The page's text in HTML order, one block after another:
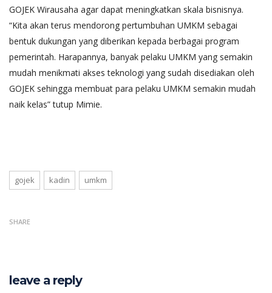
GOJEK Wirausaha agar dapat meningkatkan skala bisnisnya.
“Kita akan terus mendorong pertumbuhan UMKM sebagai
bentuk dukungan yang diberikan kepada berbagai program
pemerintah. Harapannya, banyak pelaku UMKM yang semakin
mudah menikmati akses teknologi yang sudah disediakan oleh
GOJEK sehingga membuat para pelaku UMKM semakin mudah
naik kelas” tutup Mimie.
gojek kadin umkm
SHARE
leave a reply